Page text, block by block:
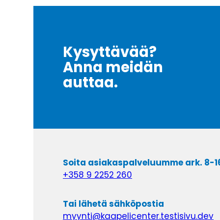
Kysyttävää?
Anna meidän
auttaa.
Soita asiakaspalveluumme ark. 8-
+358 9 2252 260
Tai lähetä sähköpostia
myynti@kaapelicenter.testisivu.dev